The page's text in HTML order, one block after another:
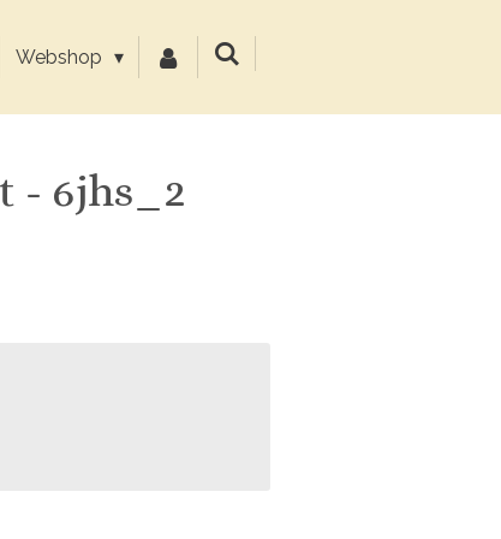
Webshop
- 6jhs_2